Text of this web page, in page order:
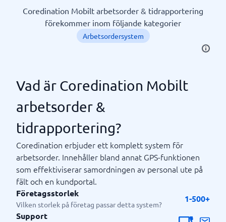
Coredination Mobilt arbetsorder & tidrapportering
förekommer inom följande kategorier
Arbetsordersystem
Vad är Coredination Mobilt
arbetsorder &
tidrapportering?
Coredination erbjuder ett komplett system för
arbetsorder. Innehåller bland annat GPS-funktionen
som effektiviserar samordningen av personal ute på
fält och en kundportal.
Företagsstorlek
Vilken storlek på företag passar detta system?
1-500+
Support